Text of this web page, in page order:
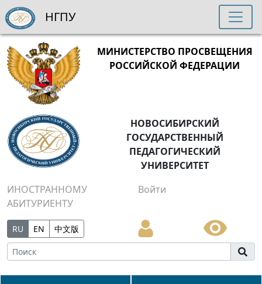
МИНИСТЕРСТВО ПРОСВЕЩЕНИЯ
РОССИЙСКОЙ ФЕДЕРАЦИИ
НОВОСИБИРСКИЙ
ГОСУДАРСТВЕННЫЙ
ПЕДАГОГИЧЕСКИЙ
УНИВЕРСИТЕТ
ИНОСТРАННОМУ
АБИТУРИЕНТУ
Войти
RU EN 中文版
НГПУ